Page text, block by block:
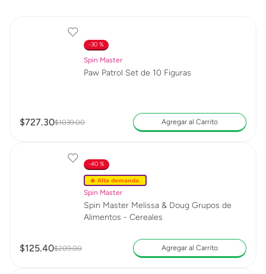
30 %
Spin Master
Paw Patrol Set de 10 Figuras
$727.30$1039.00 Agregar al Carrito
40 %
🔥 Alta demanda.
Spin Master
Spin Master Melissa & Doug Grupos de
Alimentos - Cereales
$125.40$209.00 Agregar al Carrito